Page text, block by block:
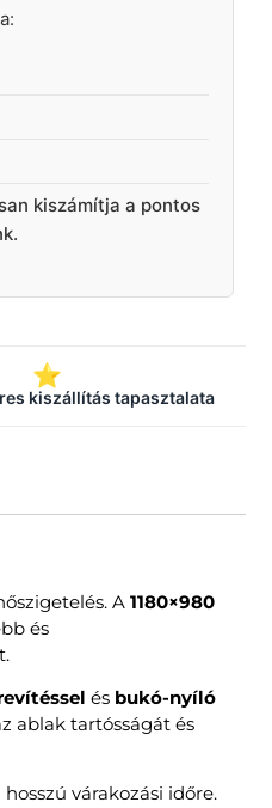
kiszámítja a pontos
⭐
kiszállítás tapasztalata
A 1180×980
és
és bukó-nyíló
ablak tartósságát és
várakozási időre.